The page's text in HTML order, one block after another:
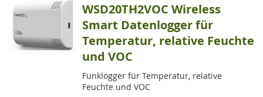
WSD20TH2VOC Wireless
Smart Datenlogger für
Temperatur, relative Feuchte
und VOC
Funklogger für Temperatur, relative
Feuchte und VOC